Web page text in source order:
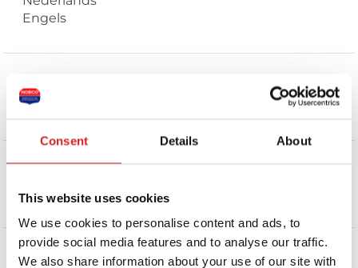
Consent Details About
This website uses cookies
We use cookies to personalise content and ads, to
provide social media features and to analyse our traffic.
We also share information about your use of our site with
Engels
Branche
Geen branches bekend
Geen vaksecties bekend
Aanvullende certificeringen